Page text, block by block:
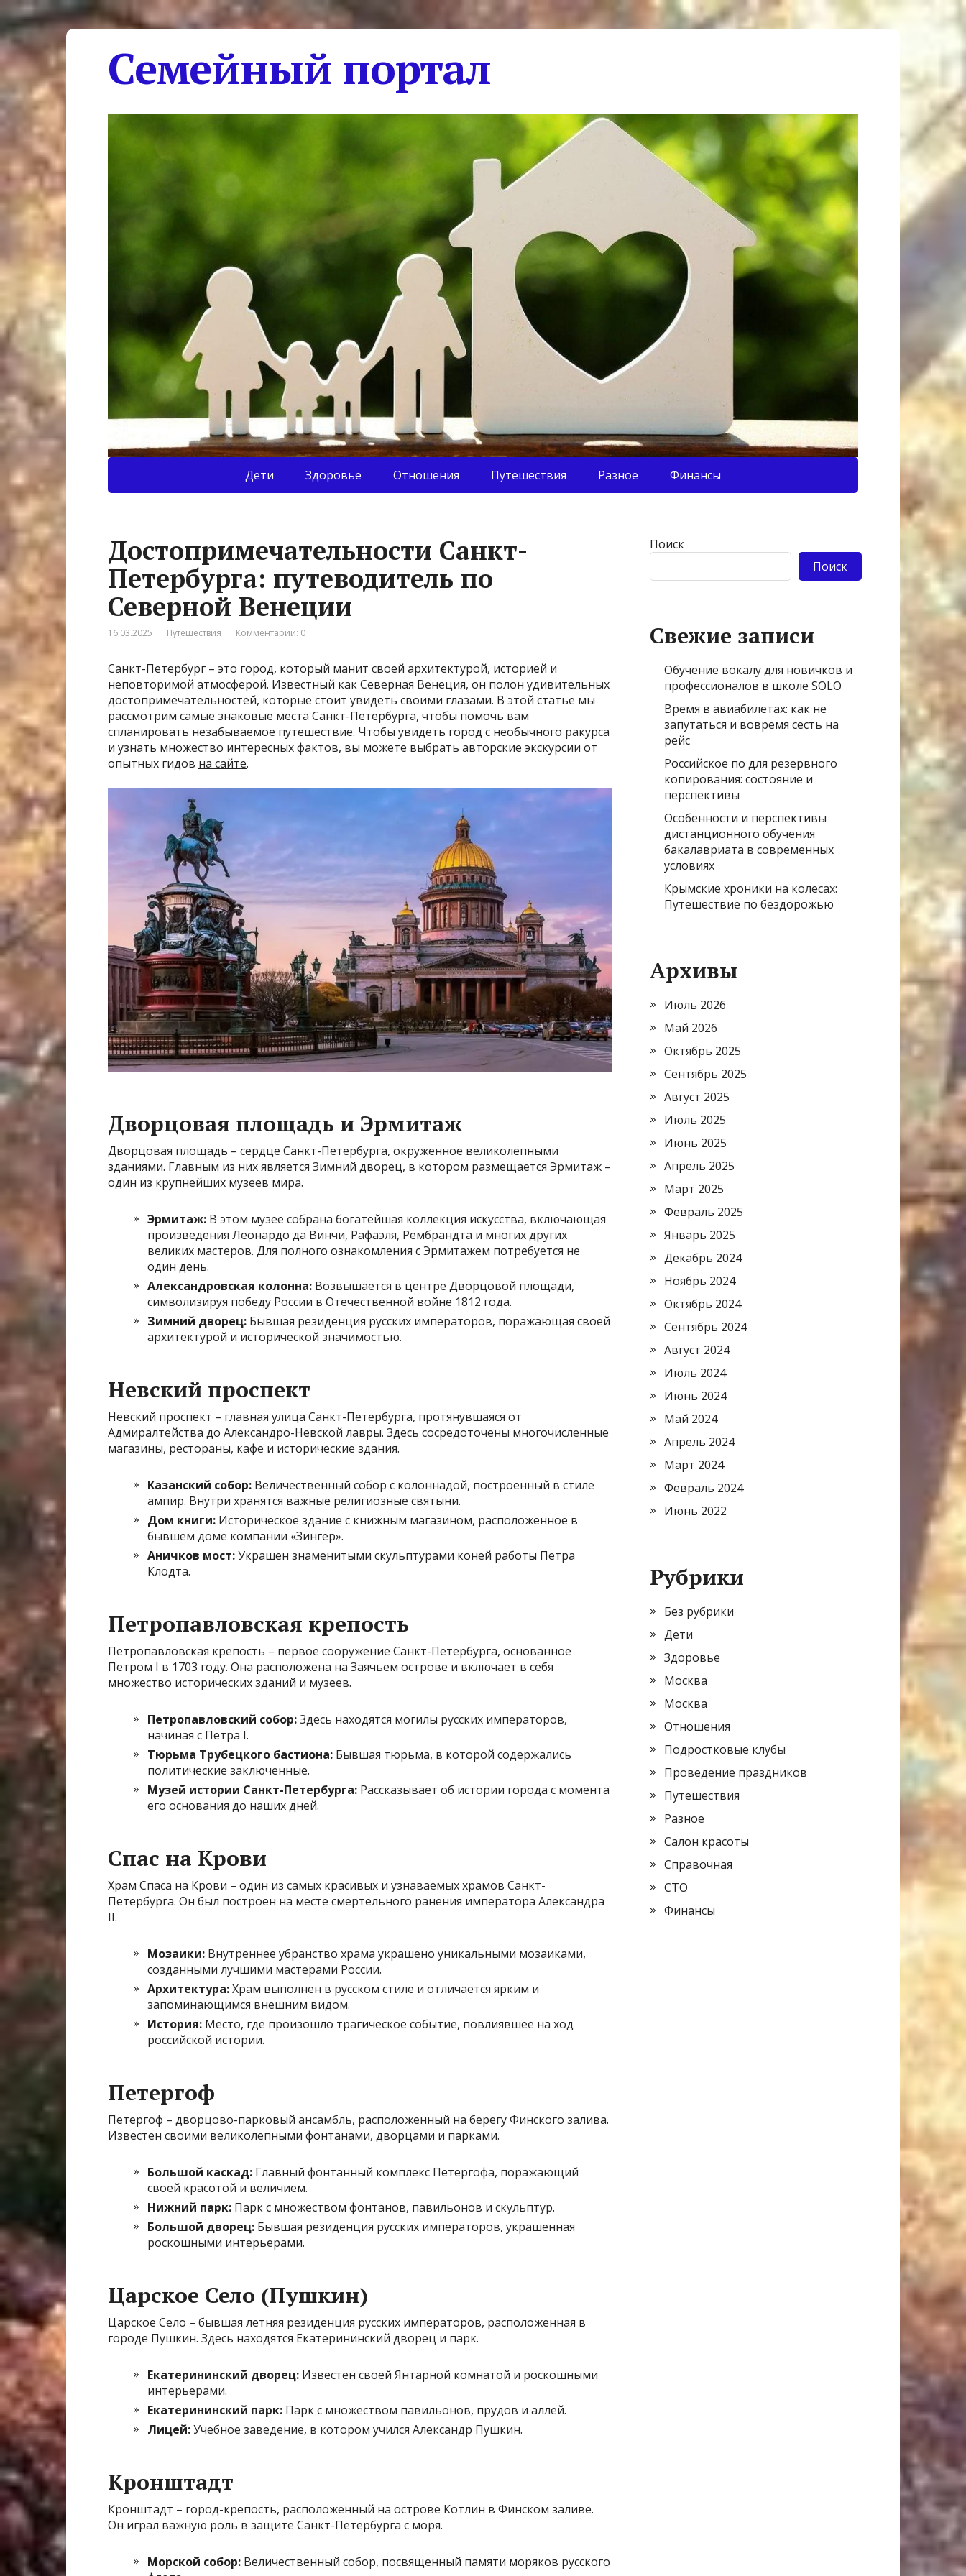
Семейный портал
Дети Здоровье Отношения Путешествия Разное Финансы
Достопримечательности Санкт-
Петербурга: путеводитель по
Северной Венеции
16.03.2025 Путешествия Комментарии: 0
Санкт-Петербург – это город, который манит своей архитектурой, историей и
неповторимой атмосферой. Известный как Северная Венеция, он полон удивительных
достопримечательностей, которые стоит увидеть своими глазами. В этой статье мы
рассмотрим самые знаковые места Санкт-Петербурга, чтобы помочь вам
спланировать незабываемое путешествие. Чтобы увидеть город с необычного ракурса
и узнать множество интересных фактов, вы можете выбрать авторские экскурсии от
опытных гидов на сайте.
Дворцовая площадь и Эрмитаж
Дворцовая площадь – сердце Санкт-Петербурга, окруженное великолепными
зданиями. Главным из них является Зимний дворец, в котором размещается Эрмитаж –
один из крупнейших музеев мира.
Эрмитаж: В этом музее собрана богатейшая коллекция искусства, включающая
произведения Леонардо да Винчи, Рафаэля, Рембрандта и многих других
великих мастеров. Для полного ознакомления с Эрмитажем потребуется не
один день.
Александровская колонна: Возвышается в центре Дворцовой площади,
символизируя победу России в Отечественной войне 1812 года.
Зимний дворец: Бывшая резиденция русских императоров, поражающая своей
архитектурой и исторической значимостью.
Невский проспект
Невский проспект – главная улица Санкт-Петербурга, протянувшаяся от
Адмиралтейства до Александро-Невской лавры. Здесь сосредоточены многочисленные
магазины, рестораны, кафе и исторические здания.
Казанский собор: Величественный собор с колоннадой, построенный в стиле
ампир. Внутри хранятся важные религиозные святыни.
Дом книги: Историческое здание с книжным магазином, расположенное в
бывшем доме компании «Зингер».
Аничков мост:Украшен знаменитыми скульптурами коней работы Петра
Клодта.
Петропавловская крепость
Петропавловская крепость – первое сооружение Санкт-Петербурга, основанное
Петром I в 1703 году. Она расположена на Заячьем острове и включает в себя
множество исторических зданий и музеев.
Петропавловский собор:Здесь находятся могилы русских императоров,
начиная с Петра I.
Тюрьма Трубецкого бастиона: Бывшая тюрьма, в которой содержались
политические заключенные.
Музей истории Санкт-Петербурга: Рассказывает об истории города с момента
его основания до наших дней.
Спас на Крови
Храм Спаса на Крови – один из самых красивых и узнаваемых храмов Санкт-
Петербурга. Он был построен на месте смертельного ранения императора Александра
II.
Мозаики: Внутреннее убранство храма украшено уникальными мозаиками,
созданными лучшими мастерами России.
Архитектура:Храм выполнен в русском стиле и отличается ярким и
запоминающимся внешним видом.
История: Место, где произошло трагическое событие, повлиявшее на ход
российской истории.
Петергоф
Петергоф – дворцово-парковый ансамбль, расположенный на берегу Финского залива.
Известен своими великолепными фонтанами, дворцами и парками.
Большой каскад: Главный фонтанный комплекс Петергофа, поражающий
своей красотой и величием.
Нижний парк: Парк с множеством фонтанов, павильонов и скульптур.
Большой дворец: Бывшая резиденция русских императоров, украшенная
роскошными интерьерами.
Царское Село (Пушкин)
Царское Село – бывшая летняя резиденция русских императоров, расположенная в
городе Пушкин. Здесь находятся Екатерининский дворец и парк.
Екатерининский дворец: Известен своей Янтарной комнатой и роскошными
интерьерами.
Екатерининский парк: Парк с множеством павильонов, прудов и аллей.
Лицей:Учебное заведение, в котором учился Александр Пушкин.
Кронштадт
Кронштадт – город-крепость, расположенный на острове Котлин в Финском заливе.
Он играл важную роль в защите Санкт-Петербурга с моря.
Морской собор: Величественный собор, посвященный памяти моряков русского
Поиск
Поиск
Свежие записи
Обучение вокалу для новичков и
профессионалов в школе SOLO
Время в авиабилетах: как не
запутаться и вовремя сесть на
рейс
Российское по для резервного
копирования: состояние и
перспективы
Особенности и перспективы
дистанционного обучения
бакалавриата в современных
условиях
Крымские хроники на колесах:
Путешествие по бездорожью
Архивы
Июль 2026
Май 2026
Октябрь 2025
Сентябрь 2025
Август 2025
Июль 2025
Июнь 2025
Апрель 2025
Март 2025
Февраль 2025
Январь 2025
Декабрь 2024
Ноябрь 2024
Октябрь 2024
Сентябрь 2024
Август 2024
Июль 2024
Июнь 2024
Май 2024
Апрель 2024
Март 2024
Февраль 2024
Июнь 2022
Рубрики
Без рубрики
Дети
Здоровье
Москва
Москва
Отношения
Подростковые клубы
Проведение праздников
Путешествия
Разное
Салон красоты
Справочная
СТО
Финансы